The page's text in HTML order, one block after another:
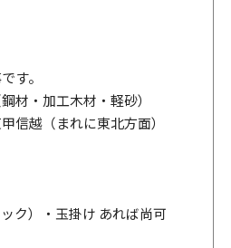
す。
材・加工木材・軽砂）
信越（まれに東北方面）
ク）・玉掛け あれば尚可